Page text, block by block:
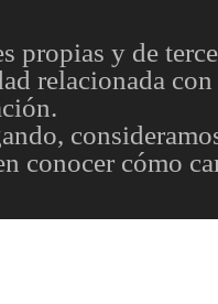
propias y de
relacionada
conocer cómo